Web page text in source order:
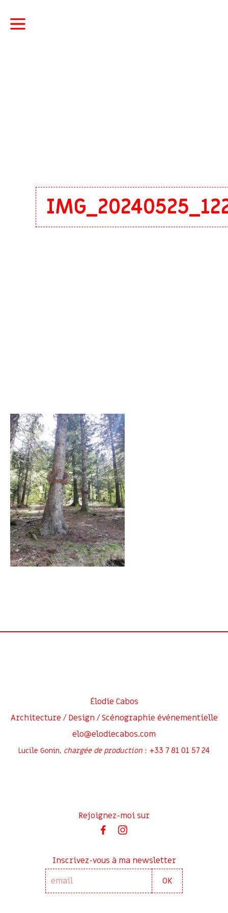
Élodie Cabos
Architecture / Design / Scénographie événementielle
elo@elodiecabos.com
Lucile Gonin, chargée de production : +33 7 81 01 57 24
Rejoignez-moi sur
Inscrivez-vous à ma newsletter